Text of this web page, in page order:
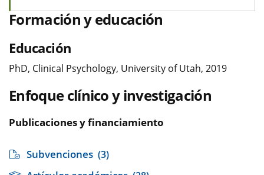
Formación y educación
Educación
PhD, Clinical Psychology, University of Utah, 2019
Enfoque clínico y investigación
Publicaciones y financiamiento
Subvenciones (3)